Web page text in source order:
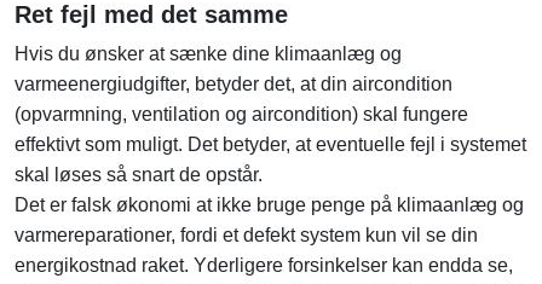
Ret fejl med det samme
Hvis du ønsker at sænke dine klimaanlæg og
varmeenergiudgifter, betyder det, at din aircondition
(opvarmning, ventilation og aircondition) skal fungere
effektivt som muligt. Det betyder, at eventuelle fejl i systemet
skal løses så snart de opstår.
Det er falsk økonomi at ikke bruge penge på klimaanlæg og
varmereparationer, fordi et defekt system kun vil se din
energikostnad raket. Yderligere forsinkelser kan endda se,